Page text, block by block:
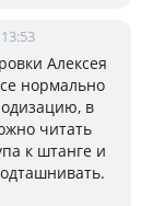
Алексея
нормально
в
читать
к штанге и